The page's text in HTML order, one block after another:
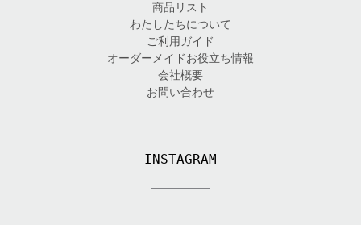
商品リスト
わたしたちについて
ご利用ガイド
オーダーメイドお役立ち情報
会社概要
お問い合わせ
INSTAGRAM